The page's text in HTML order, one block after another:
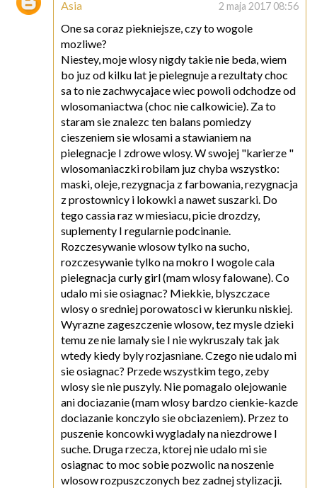
Asia 2 maja 2017 08:56
One sa coraz piekniejsze, czy to wogole
mozliwe?
Niestey, moje wlosy nigdy takie nie beda, wiem
bo juz od kilku lat je pielegnuje a rezultaty choc
sa to nie zachwycajace wiec powoli odchodze od
wlosomaniactwa (choc nie calkowicie). Za to
staram sie znalezc ten balans pomiedzy
cieszeniem sie wlosami a stawianiem na
pielegnacje I zdrowe wlosy. W swojej "karierze "
wlosomaniaczki robilam juz chyba wszystko:
maski, oleje, rezygnacja z farbowania, rezygnacja
z prostownicy i lokowki a nawet suszarki. Do
tego cassia raz w miesiacu, picie drozdzy,
suplementy I regularnie podcinanie.
Rozczesywanie wlosow tylko na sucho,
rozczesywanie tylko na mokro I wogole cala
pielegnacja curly girl (mam wlosy falowane). Co
udalo mi sie osiagnac? Miekkie, blyszczace
wlosy o sredniej porowatosci w kierunku niskiej.
Wyrazne zageszczenie wlosow, tez mysle dzieki
temu ze nie lamaly sie I nie wykruszaly tak jak
wtedy kiedy byly rozjasniane. Czego nie udalo mi
sie osiagnac? Przede wszystkim tego, zeby
wlosy sie nie puszyly. Nie pomagalo olejowanie
ani dociazanie (mam wlosy bardzo cienkie-kazde
dociazanie konczylo sie obciazeniem). Przez to
puszenie koncowki wygladaly na niezdrowe I
suche. Druga rzecza, ktorej nie udalo mi sie
osiagnac to moc sobie pozwolic na noszenie
wlosow rozpuszczonych bez zadnej stylizacji.